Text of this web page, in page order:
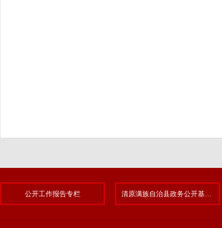
公开工作报告专栏